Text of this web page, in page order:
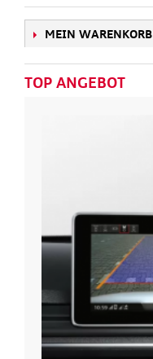
MEIN WARENKORB
TOP ANGEBOT